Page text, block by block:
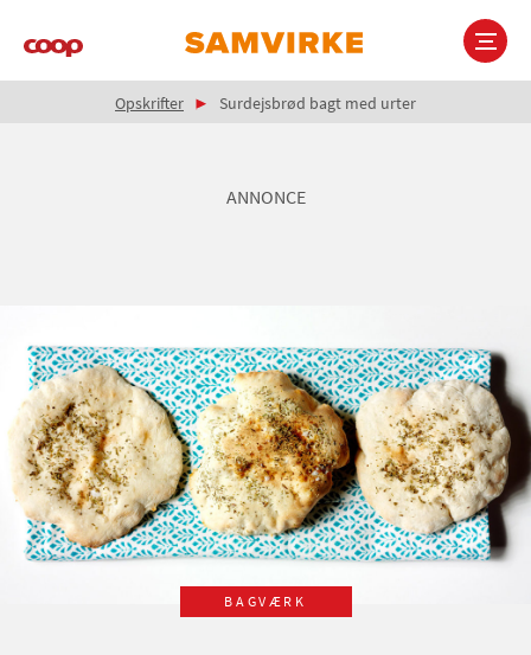
Brødkrumme
Opskrifter Surdejsbrød bagt med urter
ANNONCE
BAGVÆRK